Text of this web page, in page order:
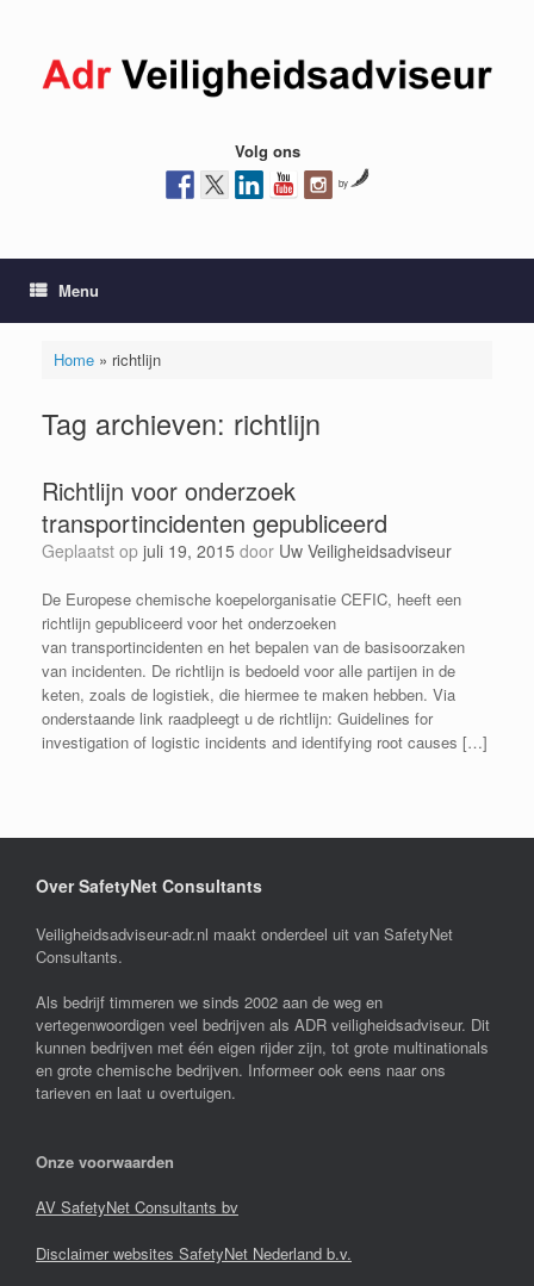
inhoud
Volg ons
by
Menu
Home» richtlijn
Tag archieven: richtlijn
Richtlijn voor onderzoek
transportincidenten gepubliceerd
Geplaatst op juli 19, 2015 door Uw Veiligheidsadviseur
De Europese chemische koepelorganisatie CEFIC, heeft een
richtlijn gepubliceerd voor het onderzoeken
van transportincidenten en het bepalen van de basisoorzaken
van incidenten. De richtlijn is bedoeld voor alle partijen in de
keten, zoals de logistiek, die hiermee te maken hebben. Via
onderstaande link raadpleegt u de richtlijn: Guidelines for
investigation of logistic incidents and identifying root causes […]
Over SafetyNet Consultants
Veiligheidsadviseur-adr.nl maakt onderdeel uit van SafetyNet
Consultants.
Als bedrijf timmeren we sinds 2002 aan de weg en
vertegenwoordigen veel bedrijven als ADR veiligheidsadviseur. Dit
kunnen bedrijven met één eigen rijder zijn, tot grote multinationals
en grote chemische bedrijven. Informeer ook eens naar ons
tarieven en laat u overtuigen.
Onze voorwaarden
AV SafetyNet Consultants bv
Disclaimer websites SafetyNet Nederland b.v.